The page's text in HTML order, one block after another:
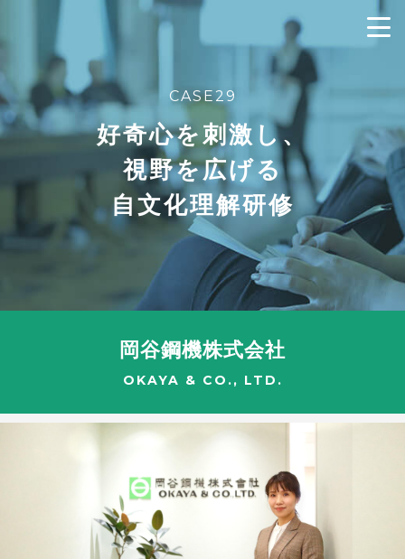
CASE29
好奇心を刺激し、
視野を広げる
自文化理解研修
岡谷鋼機株式会社
OKAYA & CO., LTD.